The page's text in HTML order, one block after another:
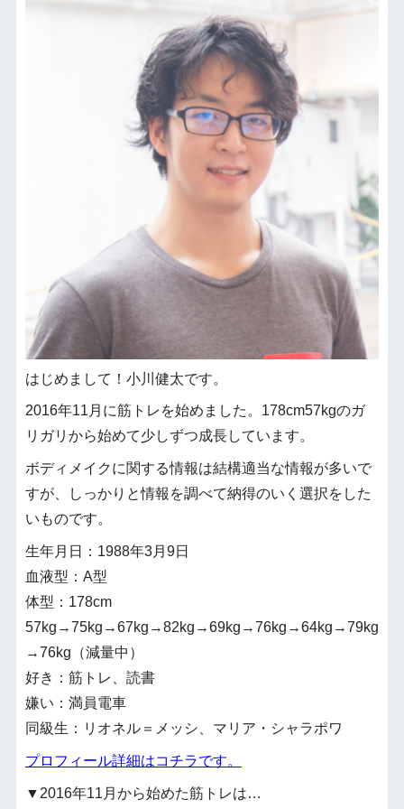
はじめまして！小川健太です。
2016年11月に筋トレを始めました。178cm57kgのガ
リガリから始めて少しずつ成長しています。
ボディメイクに関する情報は結構適当な情報が多いで
すが、しっかりと情報を調べて納得のいく選択をした
いものです。
生年月日：1988年3月9日
血液型：A型
体型：178cm
57kg→75kg→67kg→82kg→69kg→76kg→64kg→79kg
→76kg（減量中）
好き：筋トレ、読書
嫌い：満員電車
同級生：リオネル＝メッシ、マリア・シャラポワ
プロフィール詳細はコチラです。
▼2016年11月から始めた筋トレは…